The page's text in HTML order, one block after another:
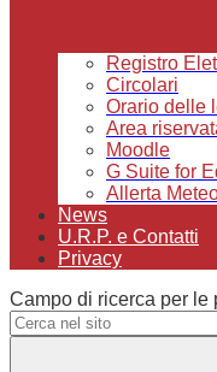
Registro
Circolari
Orario delle
Area
Moodle
G Suite for
Allerta
News
U.R.P. e Contatti
Privacy
Campo di ricerca per le